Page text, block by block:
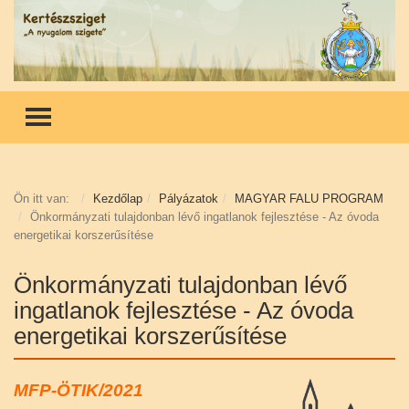
TOGGLE MENU
Ön itt van: Kezdőlap Pályázatok
MAGYAR FALU PROGRAM
Önkormányzati tulajdonban lévő ingatlanok fejlesztése - Az óvoda
energetikai korszerűsítése
Önkormányzati tulajdonban lévő
ingatlanok fejlesztése - Az óvoda
energetikai korszerűsítése
MFP-ÖTIK/2021